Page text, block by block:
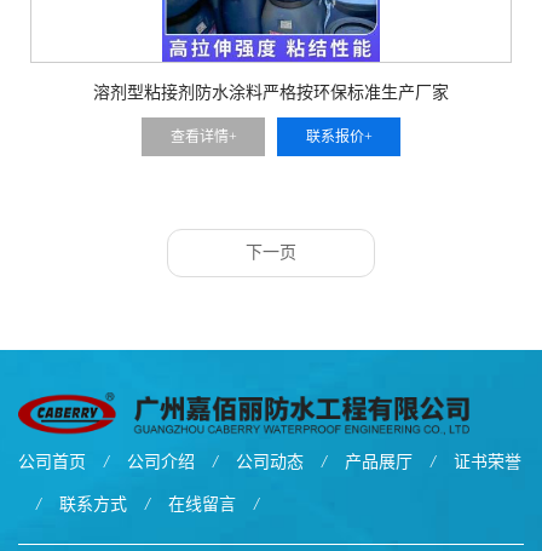
溶剂型粘接剂防水涂料严格按环保标准生产厂家
查看详情+ 联系报价+
下一页
公司首页 / 公司介绍 / 公司动态 / 产品展厅 / 证书荣誉
/ 联系方式 / 在线留言 /